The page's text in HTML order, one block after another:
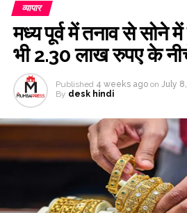
व्यापार
मध्य पूर्व में तनाव से सोने में
भी 2.30 लाख रुपए के
Published 4 weeks ago on July
By desk hindi